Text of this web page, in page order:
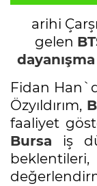
arihi
gelen
dayanışma
Fidan
Özyıldırım,
faaliyet
Bursa iş